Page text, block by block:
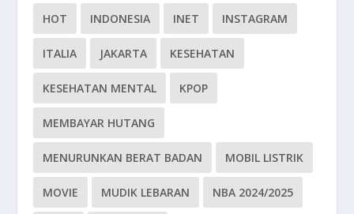
HOT INDONESIA INET INSTAGRAM
ITALIA JAKARTA KESEHATAN
KESEHATAN MENTAL KPOP
MEMBAYAR HUTANG
MENURUNKAN BERAT BADAN MOBIL LISTRIK
MOVIE MUDIK LEBARAN NBA 2024/2025